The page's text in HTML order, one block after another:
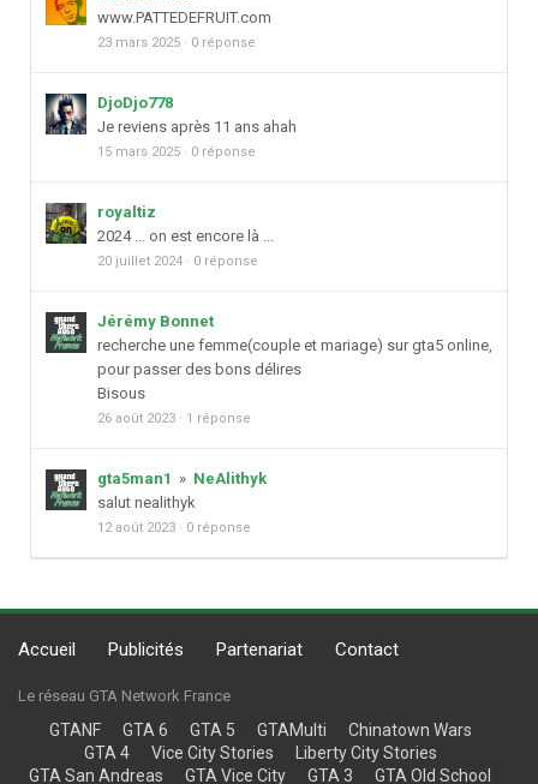
www.PATTEDEFRUIT.com
23 mars 2025 · 0 réponse
DjoDjo778
Je reviens après 11 ans ahah
15 mars 2025 · 0 réponse
royaltiz
2024 ... on est encore là ...
20 juillet 2024 · 0 réponse
Jérémy Bonnet
recherche une femme(couple et mariage) sur gta5 online,
pour passer des bons délires
Bisous
26 août 2023 · 1 réponse
gta5man1 » NeAlithyk
salut nealithyk
12 août 2023 · 0 réponse
Accueil Publicités Partenariat Contact
Le réseau GTA Network France
GTANF GTA 6 GTA 5 GTAMulti
Chinatown Wars
GTA 4
Vice City Stories
Liberty City Stories
GTA San Andreas
GTA Vice City GTA 3 GTA Old School